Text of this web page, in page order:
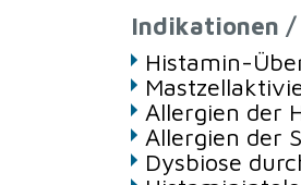
Indikationen /
Histamin-
Allergien der
Allergien der
Dysbiose